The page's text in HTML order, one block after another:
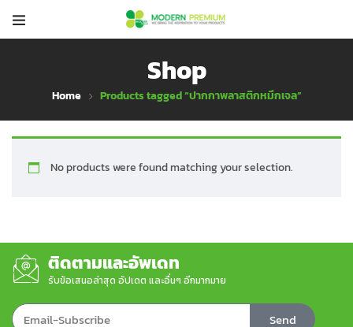
Shop
Home Products tagged “ปากกาพลาสติกหมึกเจล”
No products were found matching your selection.
ติดตามและอัพเดท
รับข้อเสนอล่าสุด อัปเดต และอื่นๆ อีกมากมาย
Send